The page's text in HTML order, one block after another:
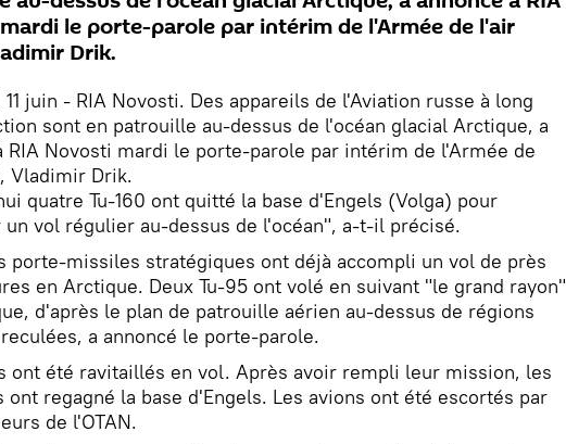
le porte-parole par intérim de l'Armée de l'air
Drik.
11 juin - RIA Novosti. Des appareils de l'Aviation russe à long
sont en patrouille au-dessus de l'océan glacial Arctique, a
RIA Novosti mardi le porte-parole par intérim de l'Armée de
Vladimir Drik.
quatre Tu-160 ont quitté la base d'Engels (Volga) pour
un vol régulier au-dessus de l'océan", a-t-il précisé.
porte-missiles stratégiques ont déjà accompli un vol de près
en Arctique. Deux Tu-95 ont volé en suivant "le grand rayon"
d'après le plan de patrouille aérien au-dessus de régions
a annoncé le porte-parole.
ont été ravitaillés en vol. Après avoir rempli leur mission, les
ont regagné la base d'Engels. Les avions ont été escortés par
de l'OTAN.